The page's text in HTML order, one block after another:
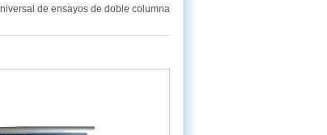
de ensayos de doble columna